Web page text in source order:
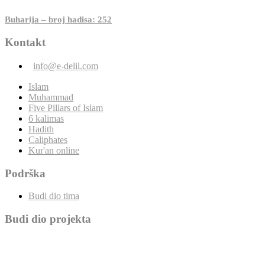
Buharija – broj hadisa: 252
Kontakt
info@e-delil.com
Islam
Muhammad
Five Pillars of Islam
6 kalimas
Hadith
Caliphates
Kur'an online
Podrška
Budi dio tima
Budi dio projekta